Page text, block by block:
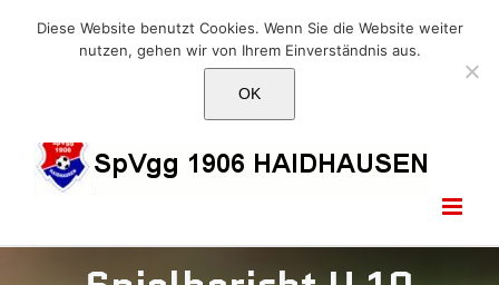
E-Mail: info@1906haidhausen.de
FacebookInstagram
E-
Diese Website benutzt Cookies. Wenn Sie die Website weiter
nutzen, gehen wir von Ihrem Einverständnis aus.
OK